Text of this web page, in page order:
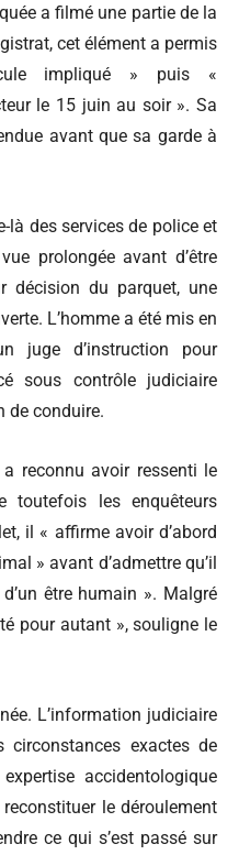
a filmé une partie de la
cet élément a permis
impliqué » puis «
le 15 juin au soir ». Sa
avant que sa garde à
là des services de police et
prolongée avant d’être
décision du parquet, une
L’homme a été mis en
juge d’instruction pour
sous contrôle judiciaire
de conduire.
reconnu avoir ressenti le
toutefois les enquêteurs
il « affirme avoir d’abord
» avant d’admettre qu’il
être humain ». Malgré
pour autant », souligne le
L’information judiciaire
circonstances exactes de
accidentologique
le déroulement
ce qui s’est passé sur